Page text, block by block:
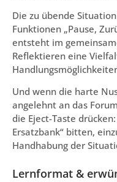
Die zu übende
Funktionen „Pause,
entsteht im
Reflektieren eine
Und wenn die harte
angelehnt an das
die Eject-Taste
Ersatzbank“ bitten,
Handhabung der
Lernformat &